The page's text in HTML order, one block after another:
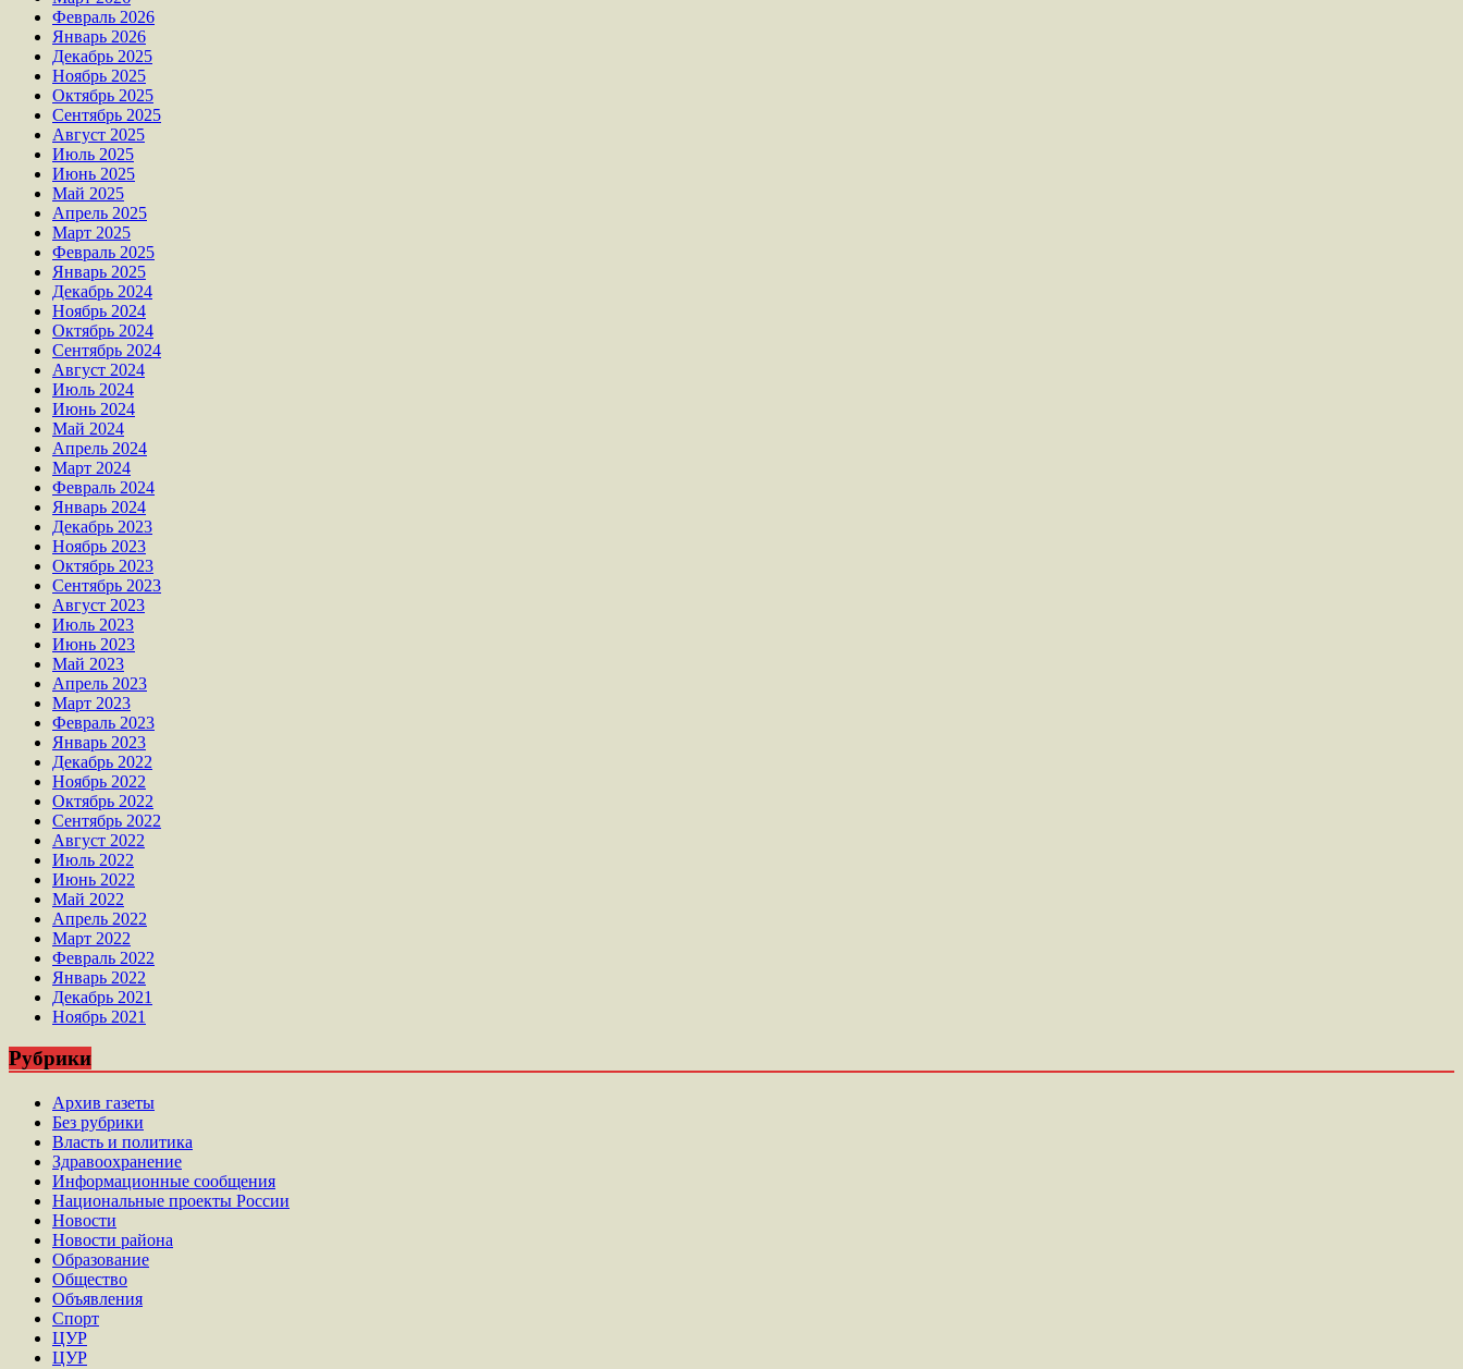
Февраль 2026
Январь 2026
Декабрь 2025
Ноябрь 2025
Октябрь 2025
Сентябрь 2025
Август 2025
Июль 2025
Июнь 2025
Май 2025
Апрель 2025
Март 2025
Февраль 2025
Январь 2025
Декабрь 2024
Ноябрь 2024
Октябрь 2024
Сентябрь 2024
Август 2024
Июль 2024
Июнь 2024
Май 2024
Апрель 2024
Март 2024
Февраль 2024
Январь 2024
Декабрь 2023
Ноябрь 2023
Октябрь 2023
Сентябрь 2023
Август 2023
Июль 2023
Июнь 2023
Май 2023
Апрель 2023
Март 2023
Февраль 2023
Январь 2023
Декабрь 2022
Ноябрь 2022
Октябрь 2022
Сентябрь 2022
Август 2022
Июль 2022
Июнь 2022
Май 2022
Апрель 2022
Март 2022
Февраль 2022
Январь 2022
Декабрь 2021
Ноябрь 2021
Рубрики
Архив газеты
Без рубрики
Власть и политика
Здравоохранение
Информационные сообщения
Национальные проекты России
Новости
Новости района
Образование
Общество
Объявления
Спорт
ЦУР
ЦУР